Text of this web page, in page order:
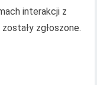
interakcji z
zgłoszone.